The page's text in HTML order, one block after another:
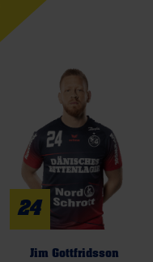
24
Jim Gottfridsson